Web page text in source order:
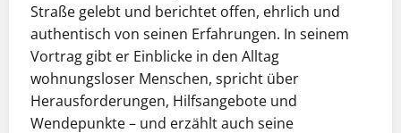
Straße gelebt und berichtet offen, ehrlich und
authentisch von seinen Erfahrungen. In seinem
Vortrag gibt er Einblicke in den Alltag
wohnungsloser Menschen, spricht über
Herausforderungen, Hilfsangebote und
Wendepunkte – und erzählt auch seine